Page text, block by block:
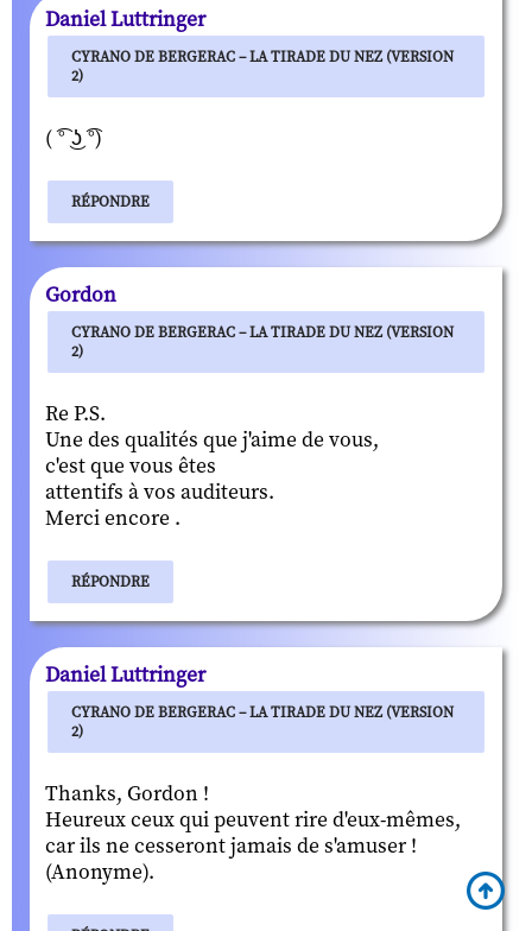
Daniel Luttringer
CYRANO DE BERGERAC – LA TIRADE DU NEZ (VERSION
2)
( ͡° ͜ʖ ͡°)
RÉPONDRE
Gordon
CYRANO DE BERGERAC – LA TIRADE DU NEZ (VERSION
2)
Re P.S.
Une des qualités que j'aime de vous,
c'est que vous êtes
attentifs à vos auditeurs.
Merci encore .
RÉPONDRE
Daniel Luttringer
CYRANO DE BERGERAC – LA TIRADE DU NEZ (VERSION
2)
Thanks, Gordon !
Heureux ceux qui peuvent rire d'eux-mêmes,
car ils ne cesseront jamais de s'amuser !
(Anonyme).